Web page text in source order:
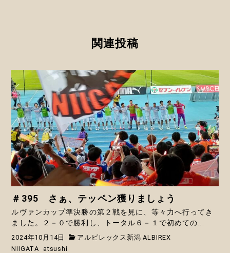
関連投稿
＃395 さぁ、テッペン獲りましょう
ルヴァンカップ準決勝の第２戦を見に、等々力へ行ってき
ました。２－０で勝利し、トータル６－１で初めての...
2024年10月14日
アルビレックス新潟 ALBIREX
NIIGATA
atsushi